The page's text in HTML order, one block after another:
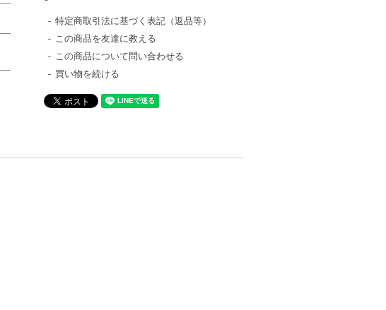
特定商取引法に基づく表記（返品等）
この商品を友達に教える
この商品について問い合わせる
買い物を続ける